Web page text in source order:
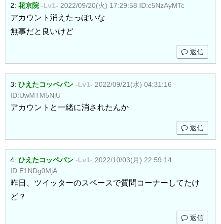
2: 花京院 -Lv1- 2022/09/20(火) 17:29:58 ID:c5NzAyMTc
アカウント消えたっぽいな
無事だと良いけど
返信
3: ひえたコッペパン -Lv1- 2022/09/21(水) 04:31:16
ID:UwMTM5NjU
アカウントと一緒に消されたんか
返信
4: ひえたコッペパン -Lv1- 2022/10/03(月) 22:59:14
ID:E1NDg0MjA
昨日、ツイッターのスペースで質問コーナーしてたけ
ど？
返信